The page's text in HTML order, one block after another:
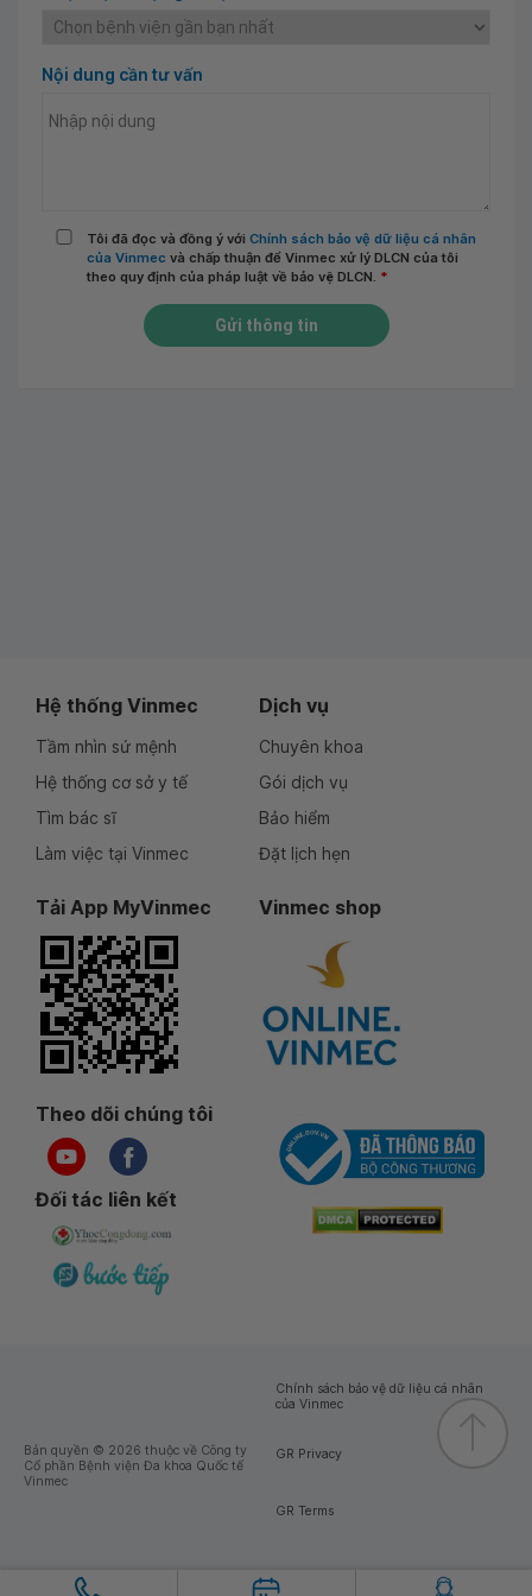
Nội dung cần tư vấn
Tôi đã đọc và đồng ý với Chính sách bảo vệ dữ liệu cá nhân
của Vinmec và chấp thuận để Vinmec xử lý DLCN của tôi
theo quy định của pháp luật về bảo vệ DLCN. *
Gửi thông tin
Hệ thống Vinmec
Tầm nhìn sứ mệnh
Hệ thống cơ sở y tế
Tìm bác sĩ
Làm việc tại Vinmec
Dịch vụ
Chuyên khoa
Gói dịch vụ
Bảo hiểm
Đặt lịch hẹn
Tải App MyVinmec Vinmec shop
Theo dõi chúng tôi
Đối tác liên kết
Bản quyền © 2026 thuộc về Công ty
Cổ phần Bệnh viện Đa khoa Quốc tế
Vinmec
Chính sách bảo vệ dữ liệu cá nhân
của Vinmec
GR Privacy
GR Terms